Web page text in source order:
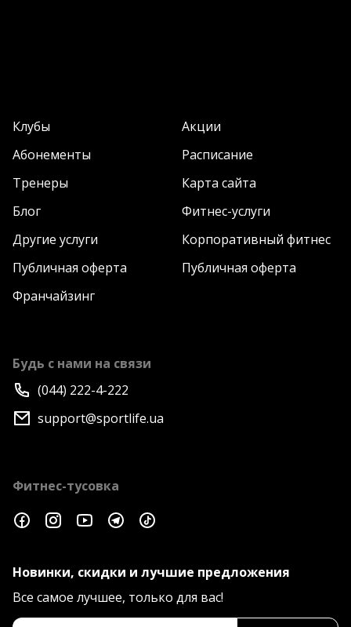
Клубы
Акции
Абонементы
Расписание
Тренеры
Карта сайта
Блог
Фитнес-услуги
Другие услуги
Корпоративный фитнес
Публичная оферта
Публичная оферта
Франчайзинг
Будь с нами на связи
(044) 222-4-222
support@sportlife.ua
Фитнес-тусовка
Новинки, скидки и лучшие предложения
Все самое лучшее, только для вас!